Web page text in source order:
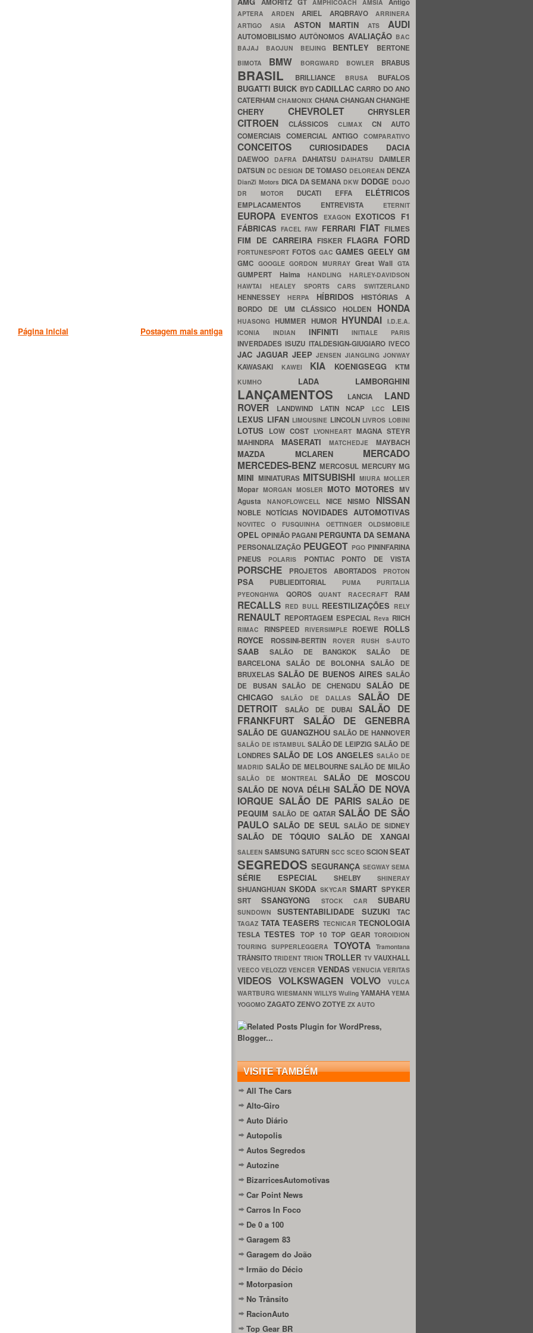
Postagem mais antiga
Página inicial
AMORITZ GT AMPHICOACH AMSIA Antigo
APTERA ARDEN ARIEL ARQBRAVO ARRINERA
ARTIGO ASIA ASTON MARTINATS AUDI
AUTOMOBILISMOAUTÔNOMOS AVALIAÇÃO BAC
BAJAJ BAOJUN BEIJING BENTLEY BERTONE
BIMOTA BMW BORGWARD BOWLER BRABUS
BRASIL BRILLIANCE BRUSA BUFALOS
BUGATTI BUICK BYDCADILLACCARRO DO ANO
CATERHAMCHAMONIX CHANACHANGANCHANGHE
CHERY CHEVROLET CHRYSLER
CITROEN CLÁSSICOS CLIMAX CN AUTO
COMERCIAIS COMERCIAL ANTIGOCOMPARATIVO
CONCEITOS CURIOSIDADES DACIA
DAEWOO DAFRA DAHIATSU DAIHATSU DAIMLER
DATSUN DC DESIGN DE TOMASO DELOREAN DENZA
DianZi Motors DICA DA SEMANA DKW DODGE DOJO
DR MOTOR DUCATI EFFA ELÉTRICOS
EMPLACAMENTOS ENTREVISTA ETERNIT
EUROPA EVENTOS EXAGON EXOTICOS F1
FÁBRICASFACELFAW FERRARI FIAT FILMES
FIM DE CARREIRA FISKER FLAGRA FORD
FORTUNESPORT FOTOS GACGAMESGEELYGM
GMC GOOGLEGORDON MURRAY Great WallGTA
GUMPERT HaimaHANDLINGHARLEY-DAVIDSON
HAWTAI HEALEY SPORTS CARS SWITZERLAND
HENNESSEY HERPA HÍBRIDOSHISTÓRIAS A
BORDO DE UM CLÁSSICO HOLDEN HONDA
HUASONGHUMMER HUMOR HYUNDAI I.D.E.A.
ICONIA INDIAN INFINITIINITIALE PARIS
INVERDADESISUZU ITALDESIGN-GIUGIAROIVECO
JAC JAGUAR JEEPJENSENJIANGLINGJONWAY
KAWASAKI KAWEI KIA KOENIGSEGG KTM
KUMHO LADA LAMBORGHINI
LANÇAMENTOS LANCIA LAND
ROVER
LANDWIND LATIN NCAP LCC LEIS
LEXUS LIFAN LIMOUSINE LINCOLN LIVROS LOBINI
LOTUS LOW COST LYONHEART MAGNA STEYR
MAHINDRA MASERATIMATCHEDJEMAYBACH
MAZDA MCLAREN MERCADO
MERCEDES-BENZMERCOSUL MERCURYMG
MINI MINIATURAS MITSUBISHI MIURA MOLLER
Mopar MORGAN MOSLER MOTO MOTORES MV
Agusta NANOFLOWCELL NICENISMO NISSAN
NOBLE NOTÍCIAS NOVIDADES AUTOMOTIVAS
NOVITEC O FUSQUINHA OETTINGER OLDSMOBILE
OPEL OPINIÃO PAGANI PERGUNTA DA SEMANA
PERSONALIZAÇÃO PEUGEOT PGO PININFARINA
PNEUS
POLARIS PONTIAC PONTO DE VISTA
PORSCHE PROJETOS ABORTADOS PROTON
PSA PUBLIEDITORIAL PUMA PURITALIA
PYEONGHWA QOROS QUANT RACECRAFT RAM
RECALLS RED BULL REESTILIZAÇÕES RELY
RENAULT REPORTAGEM ESPECIAL Reva RIICH
RIMAC RINSPEED RIVERSIMPLE ROEWE ROLLS
ROYCE
ROSSINI-BERTIN ROVER RUSH S-AUTO
SAAB SALÃO DE BANGKOKSALÃO DE
BARCELONA SALÃO DE BOLONHASALÃO DE
BRUXELAS SALÃO DE BUENOS AIRES SALÃO
DE BUSAN SALÃO DE CHENGDU SALÃO DE
CHICAGO
SALÃO DE DALLASSALÃO DE
DETROIT
SALÃO DE DUBAI SALÃO DE
FRANKFURT SALÃO DE GENEBRA
SALÃO DE GUANGZHOU SALÃO DE HANNOVER
SALÃO DE ISTAMBUL SALÃO DE LEIPZIGSALÃO DE
LONDRESSALÃO DE LOS ANGELES SALÃO DE
MADRID SALÃO DE MELBOURNESALÃO DE MILÃO
SALÃO DE MONTREAL SALÃO DE MOSCOU
SALÃO DE NOVA DÉLHI SALÃO DE NOVA
IORQUE SALÃO DE PARISSALÃO DE
PEQUIM SALÃO DE QATARSALÃO DE SÃO
PAULO SALÃO DE SEUL SALÃO DE SIDNEY
SALÃO DE TÓQUIO SALÃO DE XANGAI
SALEENSAMSUNGSATURN SCC SCEO SCIONSEAT
SEGREDOSSEGURANÇA SEGWAYSEMA
SÉRIE ESPECIAL SHELBY SHINERAY
SHUANGHUAN SKODA SKYCARSMART SPYKER
SRTSSANGYONG STOCK CAR SUBARU
SUNDOWNSUSTENTABILIDADE SUZUKITAC
TAGAZ TATA TEASERS TECNICAR TECNOLOGIA
TESLATESTES TOP 10TOP GEARTOROIDION
TOURING SUPPERLEGGERA TOYOTATramontana
TRÂNSITOTRIDENT TRIONTROLLER TVVAUXHALL
VEECOVELOZZIVENCER VENDAS VENUCIAVERITAS
VIDEOS VOLKSWAGEN VOLVO
VULCA
WARTBURG WIESMANN WILLYS Wuling YAMAHA YEMA
YOGOMO ZAGATOZENVOZOTYE ZX AUTO
VISITE TAMBÉM
All The Cars
Alto-Giro
Auto Diário
Autopolis
Autos Segredos
Autozine
BizarricesAutomotivas
Car Point News
Carros In Foco
De 0 a 100
Garagem 83
Garagem do João
Irmão do Décio
Motorpasion
No Trânsito
RacionAuto
Top Gear BR